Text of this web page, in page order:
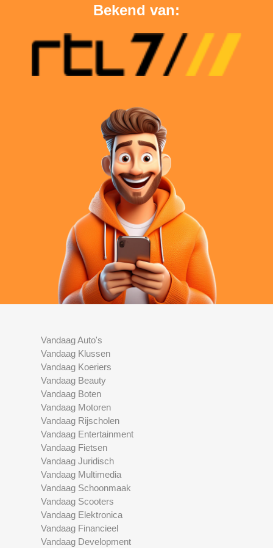
Bekend van:
Vandaag Auto's
Vandaag Klussen
Vandaag Koeriers
Vandaag Beauty
Vandaag Boten
Vandaag Motoren
Vandaag Rijscholen
Vandaag Entertainment
Vandaag Fietsen
Vandaag Juridisch
Vandaag Multimedia
Vandaag Schoonmaak
Vandaag Scooters
Vandaag Elektronica
Vandaag Financieel
Vandaag Development